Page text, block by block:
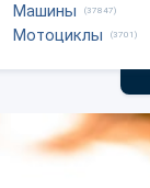
Машины (37847)
Мотоциклы (3701)